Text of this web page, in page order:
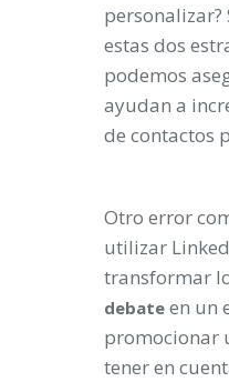
personalizar?
estas dos
podemos
ayudan a
de contactos
Otro error
utilizar
transformar
debate en un
promocionar
tener en